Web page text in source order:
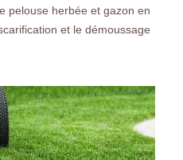
pelouse herbée et gazon en
et le démoussage